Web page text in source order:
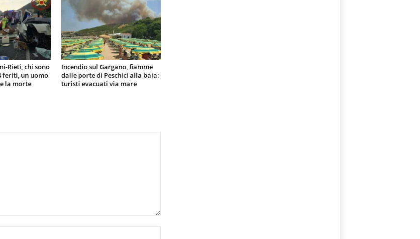
Rieti, chi sono
feriti, un uomo
la morte
Incendio sul Gargano, fiamme
dalle porte di Peschici alla baia:
turisti evacuati via mare